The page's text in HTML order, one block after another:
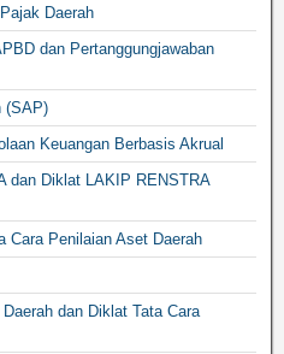
Daerah
dan Pertanggungjawaban
(SAP)
Keuangan Berbasis Akrual
dan Diklat LAKIP RENSTRA
Cara Penilaian Aset Daerah
dan Diklat Tata Cara